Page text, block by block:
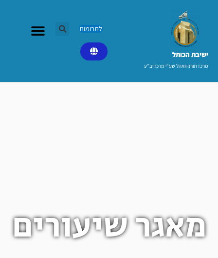
ישיבת הכותל​
מרכז תורני וואהל שע"י מרכז יב"ע
לתרומות
מאגר שיעורים